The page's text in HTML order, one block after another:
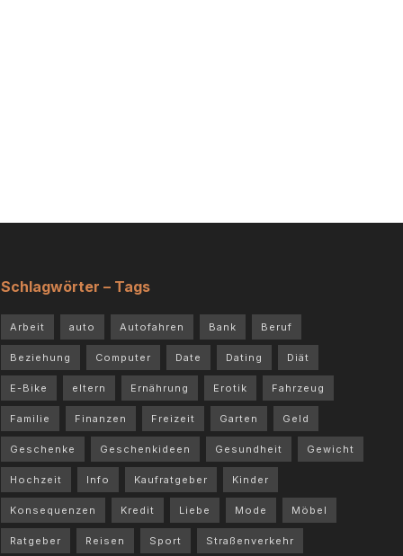
Schlagwörter – Tags
Arbeit auto Autofahren Bank Beruf
Beziehung Computer Date Dating Diät
E-Bike eltern Ernährung Erotik Fahrzeug
Familie Finanzen Freizeit Garten Geld
Geschenke Geschenkideen Gesundheit Gewicht
Hochzeit Info Kaufratgeber Kinder
Konsequenzen Kredit Liebe Mode Möbel
Ratgeber Reisen Sport Straßenverkehr